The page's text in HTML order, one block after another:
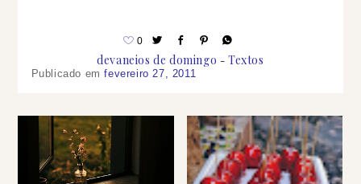
0
devaneios de domingo Textos
Publicado emfevereiro 27, 2011